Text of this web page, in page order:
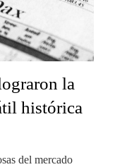
la
histórica
del mercado